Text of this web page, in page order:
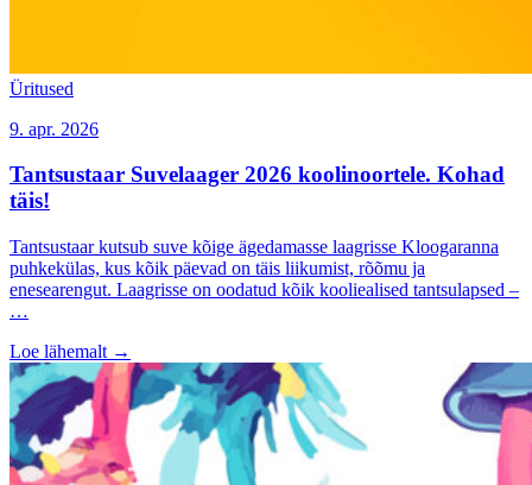
Üritused
9. apr. 2026
Tantsustaar Suvelaager 2026 koolinoortele. Kohad
täis!
Tantsustaar kutsub suve kõige ägedamasse laagrisse Kloogaranna
puhkekülas, kus kõik päevad on täis liikumist, rõõmu ja
enesearengut. Laagrisse on oodatud kõik kooliealised tantsulapsed –
…
Loe lähemalt →